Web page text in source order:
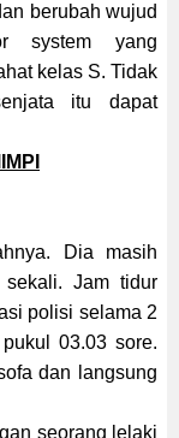
berubah wujud
system yang
kelas S. Tidak
itu dapat
Dia masih
sekali. Jam tidur
polisi selama 2
03.03 sore.
dan langsung
seorang lelaki